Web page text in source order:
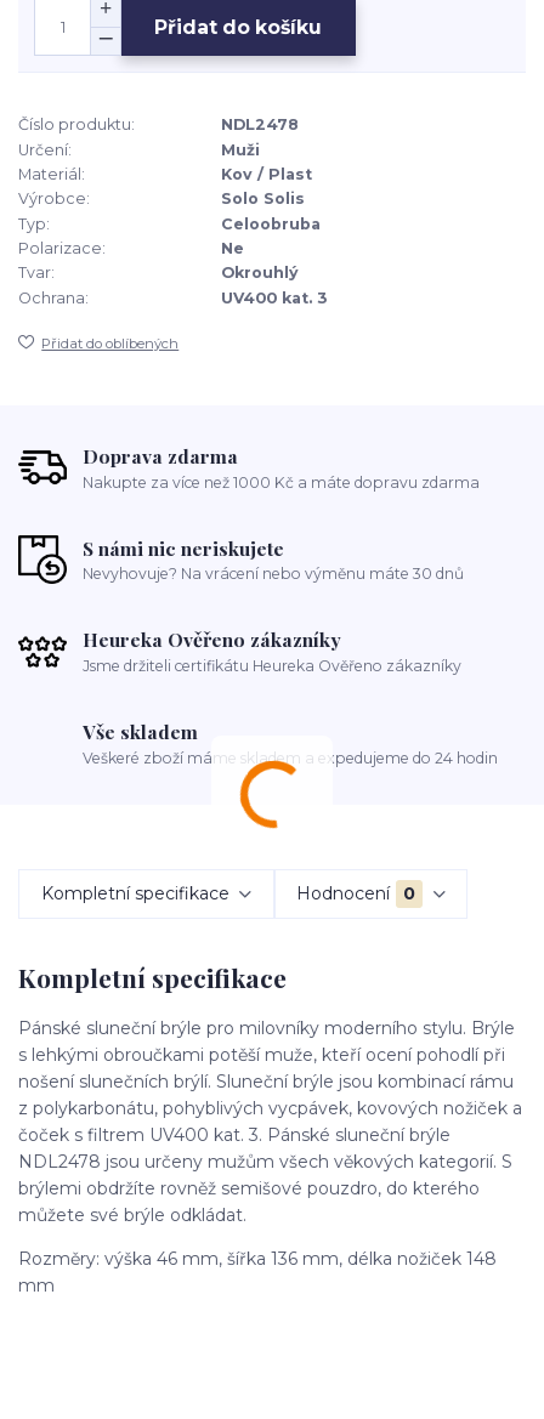
Přidat do košíku
Číslo produktu:
NDL2478
Určení:
Muži
Materiál:
Kov / Plast
Výrobce:
Solo Solis
Typ:
Celoobruba
Polarizace:
Ne
Tvar:
Okrouhlý
Ochrana:
UV400 kat. 3
Přidat do oblíbených
Doprava zdarma
Nakupte za více než 1000 Kč a máte dopravu zdarma
S námi nic neriskujete
Nevyhovuje? Na vrácení nebo výměnu máte 30 dnů
Heureka Ověřeno zákazníky
Jsme držiteli certifikátu Heureka Ověřeno zákazníky
Vše skladem
Veškeré zboží máme skladem a expedujeme do 24 hodin
Kompletní specifikace Hodnocení 0
Kompletní specifikace
Pánské sluneční brýle pro milovníky moderního stylu. Brýle
s lehkými obroučkami potěší muže, kteří ocení pohodlí při
nošení slunečních brýlí. Sluneční brýle jsou kombinací rámu
z polykarbonátu, pohyblivých vycpávek, kovových nožiček a
čoček s filtrem UV400 kat. 3. Pánské sluneční brýle
NDL2478 jsou určeny mužům všech věkových kategorií. S
brýlemi obdržíte rovněž semišové pouzdro, do kterého
můžete své brýle odkládat.
Rozměry: výška 46 mm, šířka 136 mm, délka nožiček 148
mm